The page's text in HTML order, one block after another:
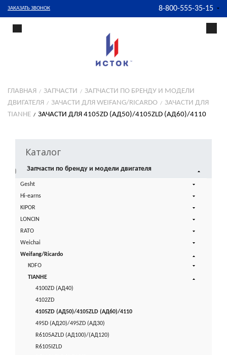
ЗАКАЗАТЬ ЗВОНОК 8-800-555-35-15
ГЛАВНАЯ ЗАПЧАСТИ
ЗАПЧАСТИ ПО БРЕНДУ И МОДЕЛИ
ДВИГАТЕЛЯ
ЗАЧАСТИ ДЛЯ WEIFANG/RICARDO
ЗАЧАСТИ ДЛЯ
TIANHE
ЗАЧАСТИ ДЛЯ 4105ZD (АД50)/4105ZLD (АД60)/4110
Каталог
Запчасти по бренду и модели двигателя
Gesht
Hi-earns
KIPOR
LONCIN
RATO
Weichai
Weifang/Ricardo
KOFO
TIANHE
4100ZD (АД40)
4102ZD
4105ZD (АД50)/4105ZLD (АД60)/4110
495D (АД20)/495ZD (АД30)
R6105AZLD (АД100)/(АД120)
R6105IZLD